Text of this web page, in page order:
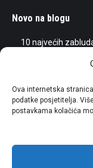
Ova internetska
podatke posjetitelja.
postavkama kolačića
Novo na blogu
10 najvećih
Umjetna
15/03/2024
29/10/2023